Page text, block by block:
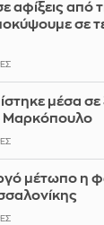
αφίξεις από
σε
μέσα
Μαρκόπουλο
μέτωπο η